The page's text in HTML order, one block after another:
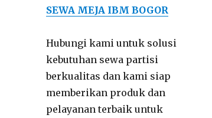
SEWA MEJA IBM BOGOR
Hubungi kami untuk solusi
kebutuhan sewa partisi
berkualitas dan kami siap
memberikan produk dan
pelayanan terbaik untuk